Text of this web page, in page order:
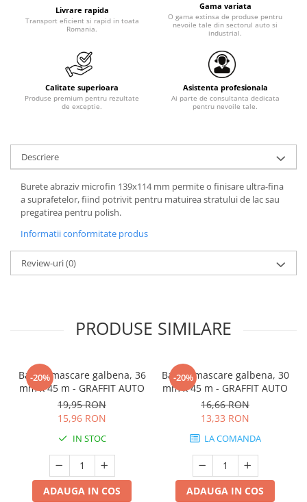
Livrare rapida
Transport eficient si rapid in toata
Romania.
Gama variata
O gama extinsa de produse pentru
nevoile tale din sectorul auto si
industrial.
Calitate superioara
Produse premium pentru rezultate
de exceptie.
Asistenta profesionala
Ai parte de consultanta dedicata
pentru nevoile tale.
Descriere
Burete abraziv microfin 139x114 mm permite o finisare ultra-fina
a suprafetelor, fiind potrivit pentru matuirea stratului de lac sau
pregatirea pentru polish.
Informatii conformitate produs
Review-uri(0)
PRODUSE SIMILARE
-20%
Banda mascare galbena, 36
mm x 45 m - GRAFFIT AUTO
19,95 RON
15,96 RON
IN STOC
ADAUGA IN COS
-20%
Banda mascare galbena, 30
mm x 45 m - GRAFFIT AUTO
16,66 RON
13,33 RON
LA COMANDA
ADAUGA IN COS